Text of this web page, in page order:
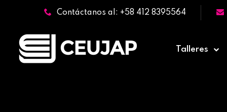
Contáctanos al: +58 412 8395564
Talleres